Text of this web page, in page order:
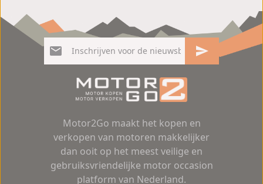
Motor2Go maakt het kopen en
verkopen van motoren makkelijker
dan ooit op het meest veilige en
gebruiksvriendelijke motor occasion
platform van Nederland.